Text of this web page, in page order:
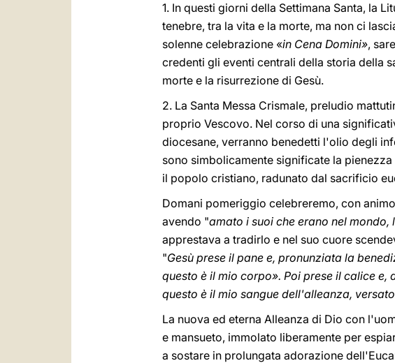
1. In questi giorni della Settimana Santa, la
tenebre, tra la vita e la morte, ma non ci
solenne celebrazione «in Cena Domini»,
credenti gli eventi centrali della storia della
morte e la risurrezione di Gesù.
2. La Santa Messa Crismale, preludio
proprio Vescovo. Nel corso di una
diocesane, verranno benedetti l'olio degli
sono simbolicamente significate la
il popolo cristiano, radunato dal sacrificio
Domani pomeriggio celebreremo, con
avendo "amato i suoi che erano nel mondo,
apprestava a tradirlo e nel suo cuore
"Gesù prese il pane e, pronunziata la
questo è il mio corpo». Poi prese il calice
questo è il mio sangue dell'alleanza,
La nuova ed eterna Alleanza di Dio con
e mansueto, immolato liberamente per
a sostare in prolungata adorazione